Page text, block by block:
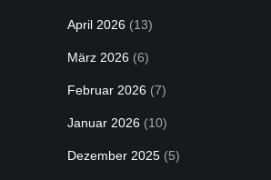
April 2026 (13)
März 2026 (6)
Februar 2026 (7)
Januar 2026 (10)
Dezember 2025 (5)